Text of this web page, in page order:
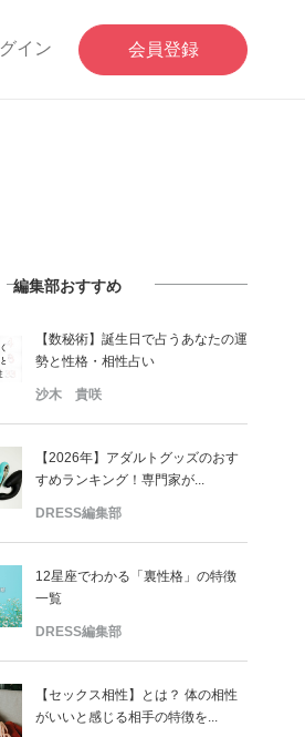
イン 会員登録
編集部おすすめ
【数秘術】誕生日で占うあなたの運
勢と性格・相性占い
沙木 貴咲
【2026年】アダルトグッズのおす
すめランキング！専門家が...
DRESS編集部
12星座でわかる「裏性格」の特徴
一覧
DRESS編集部
【セックス相性】とは？ 体の相性
がいいと感じる相手の特徴を...